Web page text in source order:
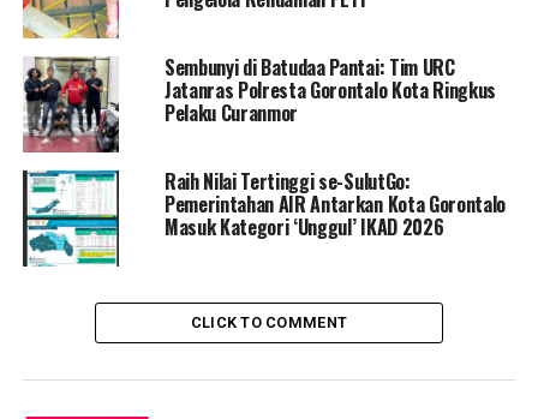
5. Pasien 113, FS, Perempuan, 23 tahun, Desa Bua,
Kecamatan Batudaa, Kabupaten Gorontalo. Pasien 113
merupakan pengembangan tracking pasien 46, MP.
Keadaan umum baik.
6. Pasien 114, ELK, Perempuan, 26 tahun, Desa Bua,
Kecamatan Batudaa, Kabupaten Gorontalo. Pasien
merupakan pengembangan tracking kontak pasien 46,
MP. Sementara persiapan rujukan karantina Pemkab
Gorontalo.
7. Pasien 115, SMA, Perempuan, 25 tahun, Desa Bua,
Kecamatan Batudaa, Kabupaten Gorontalo. Pasien
Sembunyi di Batudaa Pantai: Tim URC
Jatanras Polresta Gorontalo Kota Ringkus
Pelaku Curanmor
Raih Nilai Tertinggi se-SulutGo:
Pemerintahan AIR Antarkan Kota Gorontalo
Masuk Kategori ‘Unggul’ IKAD 2026
CLICK TO COMMENT